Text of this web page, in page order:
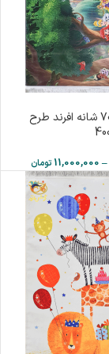
فرش ماشینی 700 شانه افرند طرح
–
11,000,000 تومان